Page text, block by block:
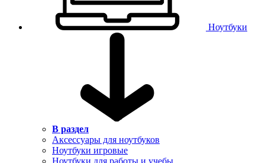
Ноутбуки
В раздел
Аксессуары для ноутбуков
Ноутбуки игровые
Ноутбуки для работы и учебы